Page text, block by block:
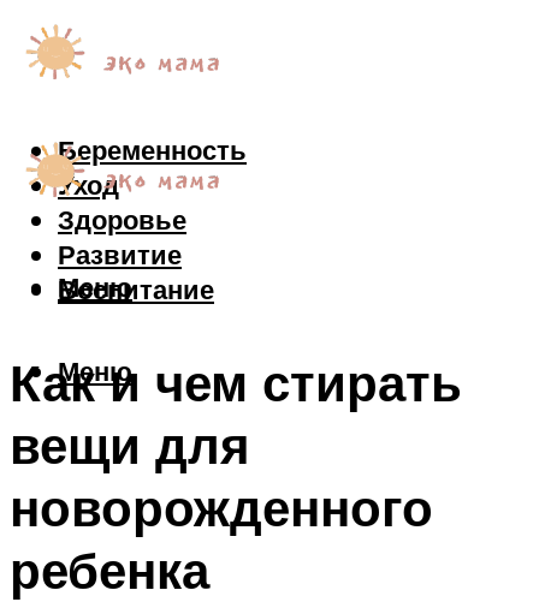
Беременность
Уход
Здоровье
Развитие
Воспитание
Меню
Меню
Как и чем стирать
вещи для
новорожденного
ребенка